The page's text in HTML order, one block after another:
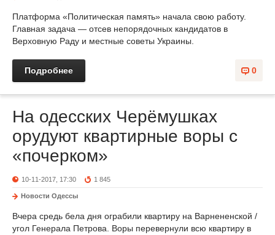
Платформа «Политическая память» начала свою работу.
Главная задача — отсев непорядочных кандидатов в
Верховную Раду и местные советы Украины.
0
Подробнее
На одесских Черёмушках
орудуют квартирные воры с
«почерком»
10-11-2017, 17:30 1 845
Новости Одессы
Вчера средь бела дня ограбили квартиру на Варнененской /
угол Генерала Петрова. Воры перевернули всю квартиру в